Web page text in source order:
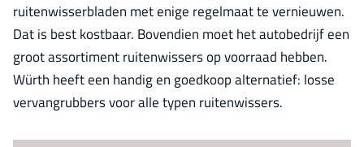
ruitenwisserbladen met enige regelmaat te vernieuwen.
Dat is best kostbaar. Bovendien moet het autobedrijf een
groot assortiment ruitenwissers op voorraad hebben.
Würth heeft een handig en goedkoop alternatief: losse
vervangrubbers voor alle typen ruitenwissers.